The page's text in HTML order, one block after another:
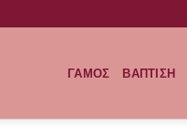
ΓΑΜΟΣ ΒΑΠΤΙΣΗ